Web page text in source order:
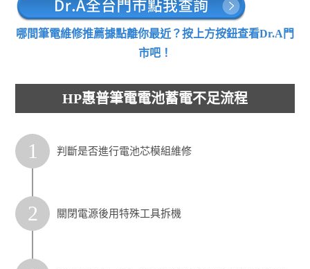
哪間筆電維修推薦據點離你最近？按上方按鈕查看Dr.A門
市吧！
HP惠普筆電電池蓄電不足流程
1 判斷是否進行電池芯模組維修
2 關閉電源後用特殊工具拆機